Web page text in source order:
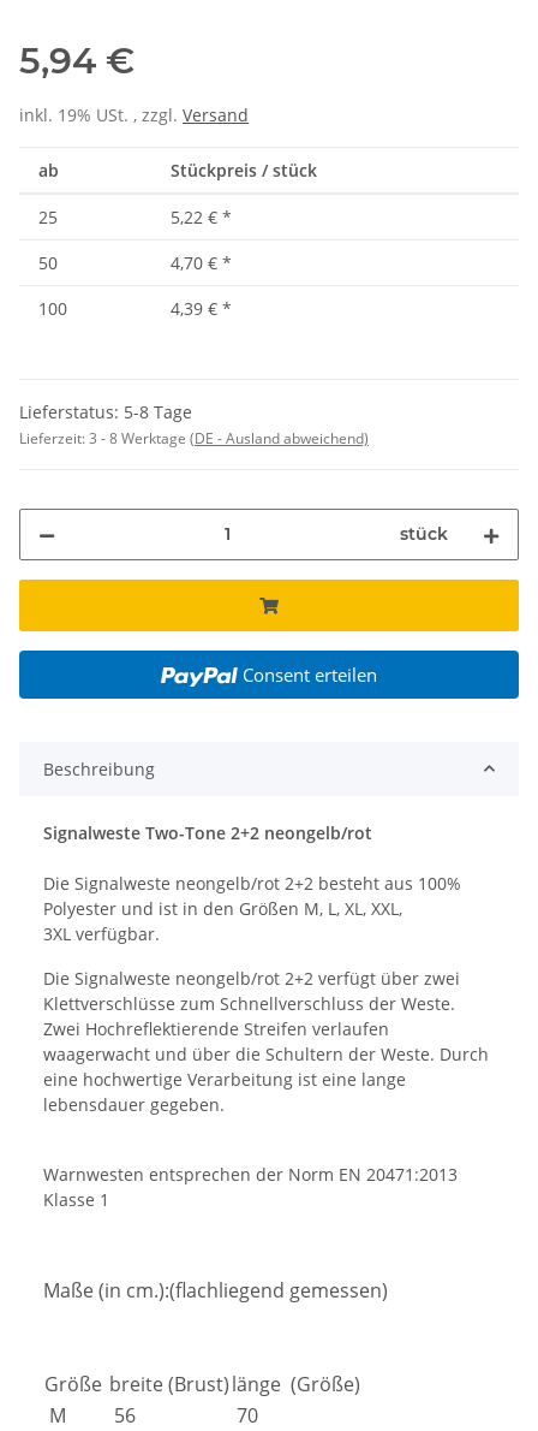
5,94 €
inkl. 19% USt. , zzgl. Versand
ab Stückpreis / stück
25 5,22 € *
50
4,70 € *
100
4,39 € *
Lieferstatus: 5-8 Tage
Lieferzeit:3 - 8 Werktage (DE - Ausland abweichend)
stück
Consent erteilen
Beschreibung
Signalweste Two-Tone 2+2 neongelb/rot
Die Signalweste neongelb/rot 2+2 besteht aus 100%
Polyester und ist in den Größen M, L, XL, XXL,
3XL verfügbar.
Die Signalweste neongelb/rot 2+2 verfügt über zwei
Klettverschlüsse zum Schnellverschluss der Weste.
Zwei Hochreflektierende Streifen verlaufen
waagerwacht und über die Schultern der Weste. Durch
eine hochwertige Verarbeitung ist eine lange
lebensdauer gegeben.
Warnwesten entsprechen der Norm EN 20471:2013
Klasse 1
Maße (in cm.):(flachliegend gemessen)
Größe breite (Brust)länge (Größe)
M
56
70